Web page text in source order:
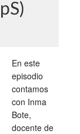
En este
episodio
contamos
con Inma
Bote,
docente de